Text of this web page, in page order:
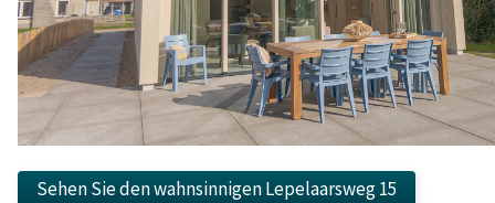
Sehen Sie den wahnsinnigen Lepelaarsweg 15